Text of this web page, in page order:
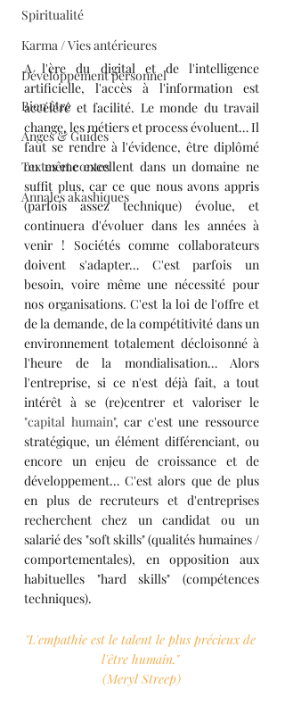
Spiritualité
Karma / Vies antérieures
Développement personnel
Bien être
Anges & Guides
Textes et contes
Annales akashiques
A l'ère du digital et de l'intelligence
artificielle, l'accès à l'information est
accéléré et facilité. Le monde du travail
change, les métiers et process évoluent… Il
faut se rendre à l'évidence, être diplômé
ou même excellent dans un domaine ne
suffit plus, car ce que nous avons appris
(parfois assez technique) évolue, et
continuera d'évoluer dans les années à
venir ! Sociétés comme collaborateurs
doivent s'adapter… C'est parfois un
besoin, voire même une nécessité pour
nos organisations. C'est la loi de l'offre et
de la demande, de la compétitivité dans un
environnement totalement décloisonné à
l'heure de la mondialisation… Alors
l'entreprise, si ce n'est déjà fait, a tout
"capital humain", car c'est une ressource
stratégique, un élément différenciant, ou
encore un enjeu de croissance et de
développement… C'est alors que de plus
en plus de recruteurs et d'entreprises
recherchent chez un candidat ou un
salarié des "soft skills" (qualités humaines /
comportementales), en opposition aux
habituelles "hard skills" (compétences
techniques).
"L'empathie est le talent le plus précieux de
l'être humain."
(Meryl Streep)